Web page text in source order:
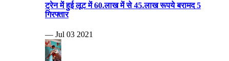
ट्रेन में हुई लूट में 60.लाख में से 45.लाख रूपये बरामद 5
गिरफ्तार
— Jul 03 2021